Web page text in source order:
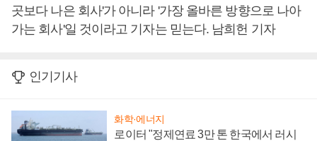
곳보다 나은 회사'가 아니라 '가장 올바른 방향으로 나아
가는 회사'일 것이라고 기자는 믿는다. 남희헌 기자
인기기사
화학·에너지
로이터 "정제연료 3만 톤 한국에서 러시